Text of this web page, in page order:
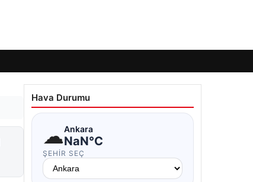
Hava Durumu
☁Ankara
NaN°C
ŞEHIR SEÇ